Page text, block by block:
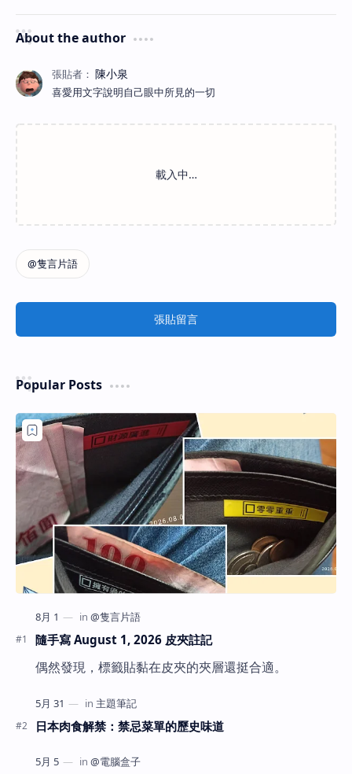
About the author
喜愛用文字說明自己眼中所見的一切
張貼留言
Popular Posts
隨手寫 August 1, 2026 皮夾註記
偶然發現，標籤貼黏在皮夾的夾層還挺合適。
日本肉食解禁：禁忌菜單的歷史味道